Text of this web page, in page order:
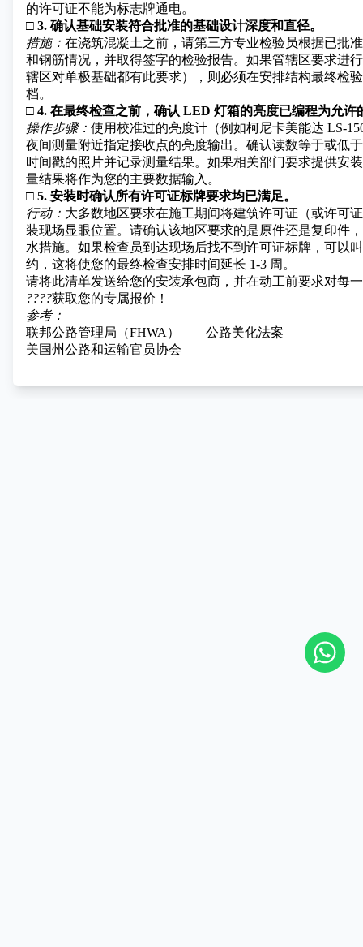
的许可证不能为标志牌通电。
□ 3. 确认基础安装符合批准的基础设计深度和直径。
措施： 在浇筑混凝土之前，请第三方专业检验员根据已批
和钢筋情况，并取得签字的检验报告。如果管辖区要求进
辖区对单极基础都有此要求），则必须在安排结构最终检
档。
□ 4. 在最终检查之前，确认 LED 灯箱的亮度已编程为允许
操作步骤： 使用校准过的亮度计（例如柯尼卡美能达 LS-
夜间测量附近指定接收点的亮度输出。确认读数等于或低
时间戳的照片并记录测量结果。如果相关部门要求提供安
量结果将作为您的主要数据输入。
□ 5. 安装时确认所有许可证标牌要求均已满足。
行动： 大多数地区要求在施工期间将建筑许可证（或许可
装现场显眼位置。请确认该地区要求的是原件还是复印件
水措施。如果检查员到达现场后找不到许可证标牌，可以
约，这将使您的最终检查安排时间延长 1-3 周。
请将此清单发送给您的安装承包商，并在动工前要求对每
????获取您的专属报价！
参考：
联邦公路管理局（FHWA）——公路美化法案
美国州公路和运输官员协会